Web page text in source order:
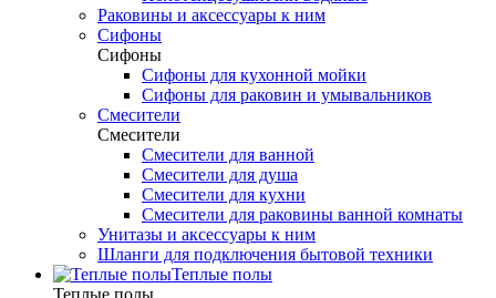
Раковины и аксессуары к ним
Сифоны
Сифоны
Сифоны для кухонной мойки
Сифоны для раковин и умывальников
Смесители
Смесители
Смесители для ванной
Смесители для душа
Смесители для кухни
Смесители для раковины ванной комнаты
Унитазы и аксессуары к ним
Шланги для подключения бытовой техники
Теплые полы
Теплые полы